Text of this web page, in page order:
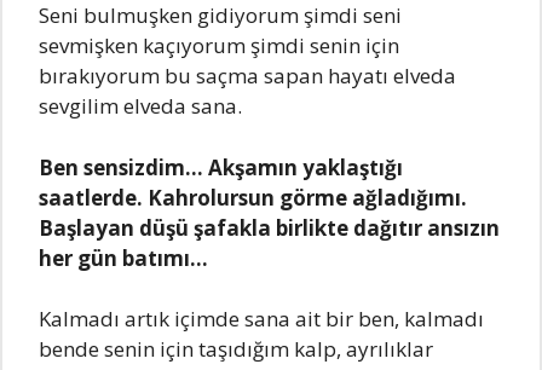
Seni bulmuşken gidiyorum şimdi seni
sevmişken kaçıyorum şimdi senin için
bırakıyorum bu saçma sapan hayatı elveda
sevgilim elveda sana.
Ben sensizdim… Akşamın yaklaştığı
saatlerde. Kahrolursun görme ağladığımı.
Başlayan düşü şafakla birlikte dağıtır ansızın
her gün batımı…
Kalmadı artık içimde sana ait bir ben, kalmadı
bende senin için taşıdığım kalp, ayrılıklar